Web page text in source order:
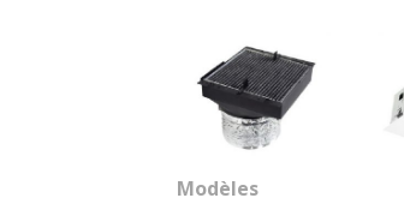
Modèles